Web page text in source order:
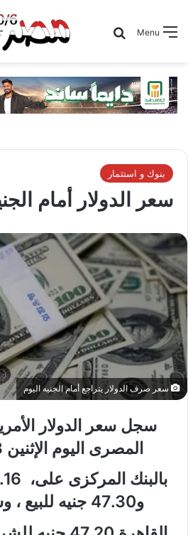
Menu
Search for
بنوك و استثمار
سعر الدولار أمام
سعر صرف الدولار يتراجع أمام الجنيه اليوم
سجل سعر الدولار
المصرى اليوم الإثنين 3-11-2025،
و47.30 جنيه للبيع ، وسجل في بنك